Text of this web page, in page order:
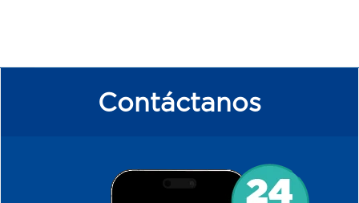
Contáctanos